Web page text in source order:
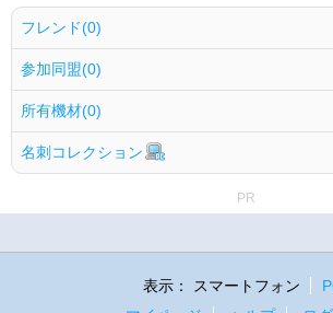
フレンド(0)
参加同盟(0)
所有機材(0)
名刺コレクション
PR
表示： スマートフォン